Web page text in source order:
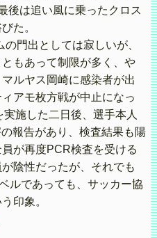
後は追い風に乗ったクロス
た。
門出としては寂しいが、
もあって制限が多く、や
ルヤス岡崎に感染者が出
アモ枚方戦が中止になっ
施した二日後、選手本人
報告があり、検査結果も陽
が再度PCR検査を受ける
陰性だったが、それでも
ルであっても、サッカー協
印象。